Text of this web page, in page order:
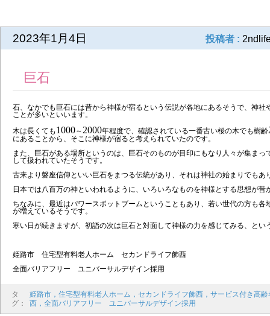
2023年1月4日 投稿者 :
巨石
石、なかでも巨石には昔から神様が宿るという伝説が各地にあるそうで、神社
ことが多いといいます。
木は長くても 1000～ 2000年程度で、確認されている一番古い桜の木でも樹齢
にあることから、そこに神様が宿ると考えられていたのです。
また、巨石がある場所というのは、巨石そのものが目印にもなり人々が集まっ
して扱われていたそうです。
古来より磐座信仰といい巨石をまつる伝統があり、それは神社の始まりでもあ
日本では八百万の神といわれるように、いろいろなものを神様とする思想が昔
ちなみに、最近はパワースポットブームということもあり、若い世代の方も各
が増えているそうです。
寒い日が続きますが、初詣の次は巨石と対面して神様の力を感じてみる、とい
姫路市 住宅型有料老人ホーム セカンドライフ飾西
全面バリアフリー ユニバーサルデザイン採用
タ
グ：
姫路市，住宅型有料老人ホーム，セカンドライフ飾西，サービス付き高
西，全面バリアフリー ユニバーサルデザイン採用